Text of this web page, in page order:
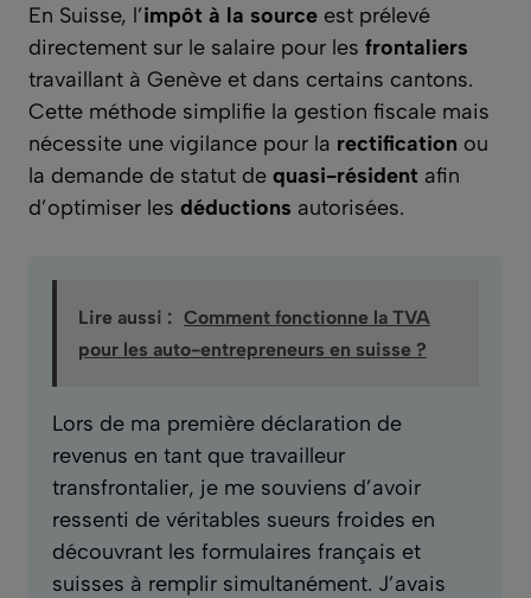
En Suisse, l’impôt à la source est prélevé
directement sur le salaire pour les frontaliers
travaillant à Genève et dans certains cantons.
Cette méthode simplifie la gestion fiscale mais
nécessite une vigilance pour la rectification ou
la demande de statut de quasi-résident afin
d’optimiser les déductions autorisées.
Lire aussi : Comment fonctionne la TVA
pour les auto-entrepreneurs en suisse ?
Lors de ma première déclaration de
revenus en tant que travailleur
transfrontalier, je me souviens d’avoir
ressenti de véritables sueurs froides en
découvrant les formulaires français et
suisses à remplir simultanément. J’avais